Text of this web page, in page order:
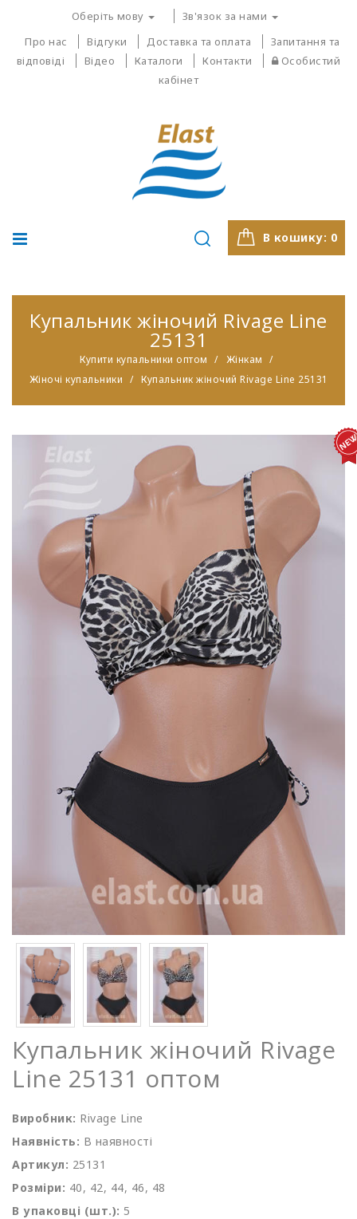
Оберіть мову
Зв'язок за нами
Про нас
Відгуки Доставка та оплата
Запитання та
відповіді
Відео Каталоги Контакти
Особистий
кабінет
В кошику: 0
Купальник жіночий Rivage Line
25131
Купити купальники оптом
Жінкам
Жіночі купальники
Купальник жіночий Rivage Line 25131
Купальник жіночий Rivage
Line 25131 оптом
Виробник: Rivage Line
Наявність: В наявності
Артикул: 25131
Розміри: 40, 42, 44, 46, 48
В упаковці (шт.): 5